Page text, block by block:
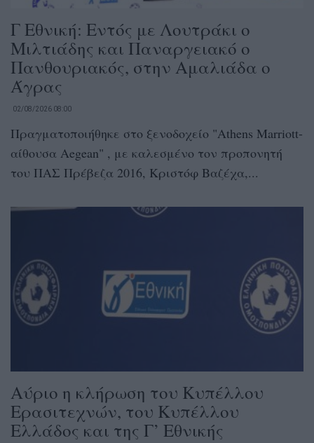
Γ Εθνική: Εντός με Λουτράκι ο
Μιλτιάδης και Παναργειακό ο
Πανθουριακός, στην Αμαλιάδα ο
Άγρας
02/08/2026 08:00
Πραγματοποιήθηκε στο ξενοδοχείο "Athens Marriott-
αίθουσα Aegean" , με καλεσμένο τον προπονητή
του ΠΑΣ Πρέβεζα 2016, Κριστόφ Βαζέχα,...
Αύριο η κλήρωση του Κυπέλλου
Ερασιτεχνών, του Κυπέλλου
Ελλάδος και της Γ’ Εθνικής